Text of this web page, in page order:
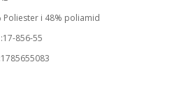
Poliester i 48% poliamid
856-55